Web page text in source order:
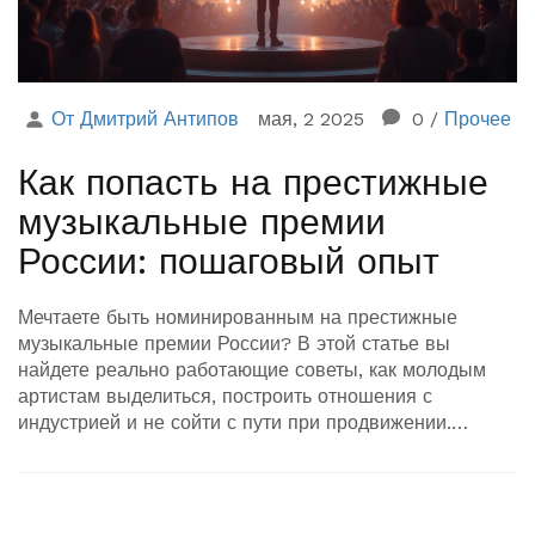
От Дмитрий Антипов мая, 2 2025 0 / Прочее
Как попасть на престижные
музыкальные премии
России: пошаговый опыт
Мечтаете быть номинированным на престижные
музыкальные премии России? В этой статье вы
найдете реально работающие советы, как молодым
артистам выделиться, построить отношения с
индустрией и не сойти с пути при продвижении.